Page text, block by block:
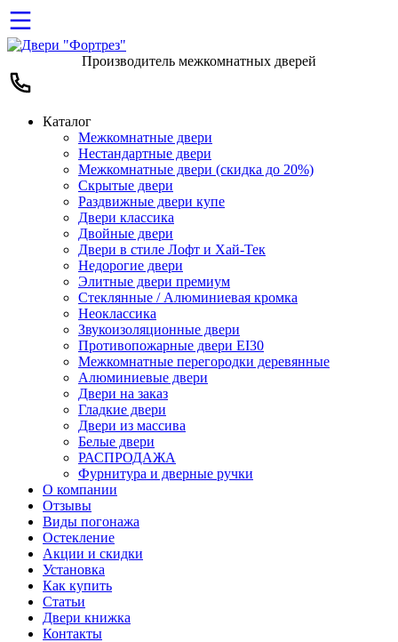
Производитель межкомнатных дверей
Каталог
Межкомнатные двери
Нестандартные двери
Межкомнатные двери (скидка до 20%)
Скрытые двери
Раздвижные двери купе
Двери классика
Двойные двери
Двери в стиле Лофт и Хай-Тек
Недорогие двери
Элитные двери премиум
Стеклянные / Алюминиевая кромка
Неоклассика
Звукоизоляционные двери
Противопожарные двери EI30
Межкомнатные перегородки деревянные
Алюминиевые двери
Двери на заказ
Гладкие двери
Двери из массива
Белые двери
РАСПРОДАЖА
Фурнитура и дверные ручки
О компании
Отзывы
Виды погонажа
Остекление
Акции и скидки
Установка
Как купить
Статьи
Двери книжка
Контакты